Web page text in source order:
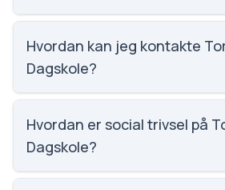
Vi har ikke data om
Tornemark Dagskole.
Hvordan kan jeg kontakte
Dagskole?
Email:
5545 6011. Adresse: Hovedgaden
Kim Lyngemark.
Hvordan er social trivsel på
Dagskole?
Social trivsel på Tornemark